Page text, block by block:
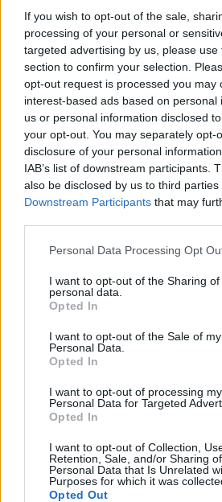
If you wish to opt-out of the sale,
processing of your personal or
targeted advertising by us, please
section to confirm your selection.
opt-out request is processed you may
interest-based ads based on personal
us or personal information disclosed
your opt-out. You may separately opt-
disclosure of your personal
IAB’s list of downstream participants.
also be disclosed by us to third parties
Downstream Participants that may
Please note that this website/app
not limited to your visit or usage
grant or deny consent to Google and
use your data for below specified
consent section.
Personal Data Processing Opt
I want to opt-out of the Sharing of
personal data.
Opted In
I want to opt-out of the Sale of my
Personal Data.
Opted In
I want to opt-out of processing my
Personal Data for Targeted
Opted In
I want to opt-out of Collection,
Retention, Sale, and/or Sharing
Personal Data that Is Unrelated
Purposes for which it was
Opted Out
Scoundrels) című filmben -
szereposztásról.
Az 1989-ben a legjobb nem
alkotás kategóriájában
Almodóvar-filmből a Született
illetve a Szex és New
tévésorozat is készül.
Az Asszonyok a teljes
nőkről szól, akiknek az élete
kereszteződik. A főbb
között Carmen Maura és
játszotta.
Színház
ÁTADTÁK A